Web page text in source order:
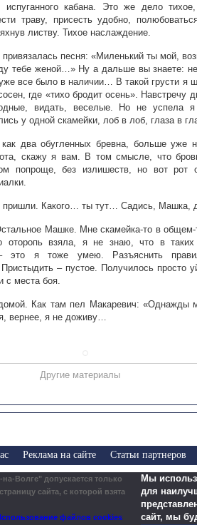
испуганного кабана. Это же дело
траву, присесть удобно,
листву. Тихое наслаждение.
привязалась песня: «Миленький ты мой,
тебе женой…» Ну а дальше вы знаете:
все было в наличии… В такой грусти я
где «тихо бродит осень». Навстречу
видать, веселые. Но не успела я
у одной скамейки, лоб в лоб, глаза в
два обугленных бревна, больше уже
скажу я вам. В том смысле, что
попроще, без излишеств, но вот рот
Какого… ты тут… Садись,
Машке. Мне скамейка-то в
оторопь взяла, я не знаю, что в таких
это я тоже умею. Разъяснить
– пустое. Получилось просто
с места боя.
Как там пел Макаревич: «Однажды
вернее, я не доживу…
Другие материалы
Реклама на сайте Статьи партнеров
Волге" допускается только
сайта, с которой взята
файлов cookies
Мы
для
сайт, мы